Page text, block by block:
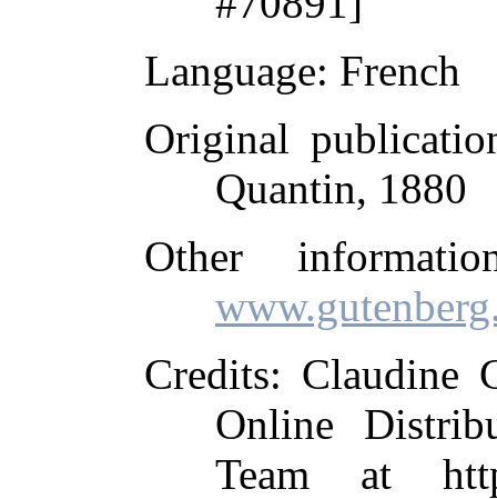
Language: French
Original
Quantin, 1880
Other
Credits: Claudine
Online
Team at